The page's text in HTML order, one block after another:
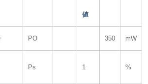
値
PO 350 mW
Ps 1 %